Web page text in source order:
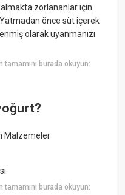
zorlananlar için
önce süt içerek
olarak uyanmanızı
tamamını burada okuyun:
Malzemeler
tamamını burada okuyun: